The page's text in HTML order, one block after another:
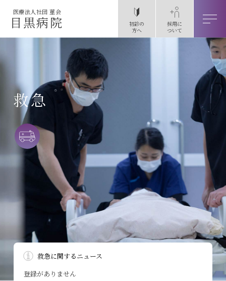
医療法人社団 菫会
目黒病院
初診の
方へ
採用に
ついて
救急
救急に関するニュース
登録がありません